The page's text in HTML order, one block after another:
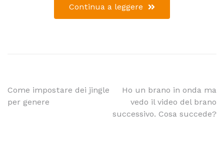
Continua a leggere
Come impostare dei jingle
per genere
Ho un brano in onda ma
vedo il video del brano
successivo. Cosa succede?